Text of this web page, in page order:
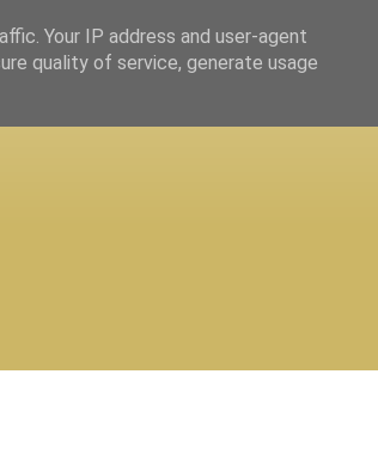
Your IP address and user-agent
quality of service, generate usage